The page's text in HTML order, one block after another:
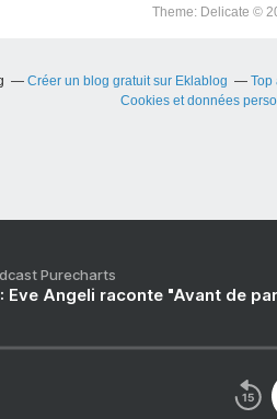
Theme: Delicate ©
Créer un blog gratuit sur Eklablog Top
Cookies et données
Purecharts
Eve Angeli raconte "Avant de